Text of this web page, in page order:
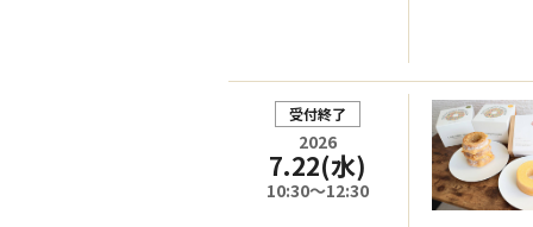
受付終了
2026
7.22(水)
10:30～12:30